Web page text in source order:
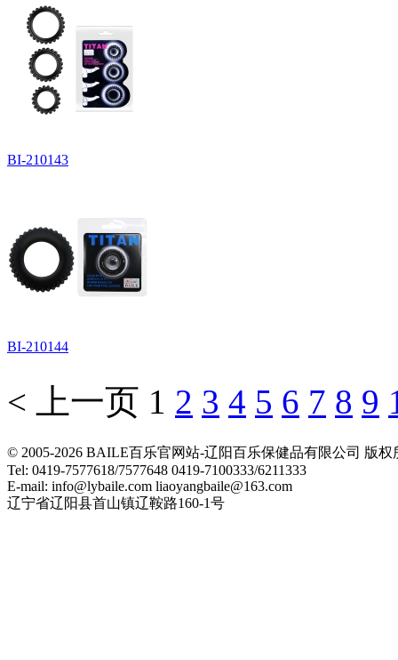
BI-210143
BI-210144
< 上一页 1 2 3 4 5 6 7 8 9
© 2005-2026 BAILE百乐官网站-辽阳百乐保健品有限公司 版
Tel: 0419-7577618/7577648 0419-7100333/6211333
E-mail: info@lybaile.com liaoyangbaile@163.com
辽宁省辽阳县首山镇辽鞍路160-1号